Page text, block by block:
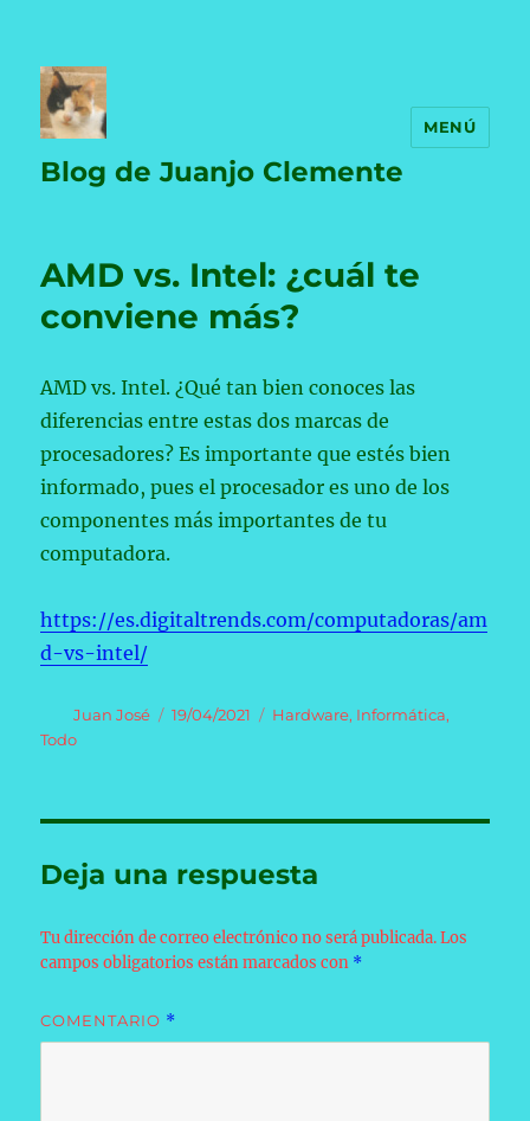
Blog de Juanjo Clemente
MENÚ
AMD vs. Intel: ¿cuál te
conviene más?
AMD vs. Intel. ¿Qué tan bien conoces las
diferencias entre estas dos marcas de
procesadores? Es importante que estés bien
informado, pues el procesador es uno de los
componentes más importantes de tu
computadora.
https://es.digitaltrends.com/computadoras/am
d-vs-intel/
Autor
Juan José
Publicado
19/04/2021 Categorías
Hardware, Informática,
Todo
Deja una respuesta
Tu dirección de correo electrónico no será publicada. Los
campos obligatorios están marcados con *
COMENTARIO *